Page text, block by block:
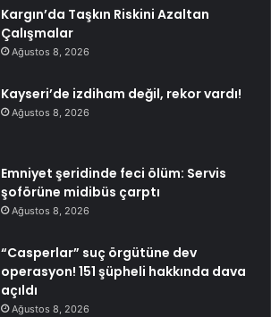
Kargın’da Taşkın Riskini Azaltan
Çalışmalar
Ağustos 8, 2026
Kayseri’de izdiham değil, rekor vardı!
Ağustos 8, 2026
Emniyet şeridinde feci ölüm: Servis
şoförüne midibüs çarptı
Ağustos 8, 2026
“Casperlar” suç örgütüne dev
operasyon! 151 şüpheli hakkında dava
açıldı
Ağustos 8, 2026